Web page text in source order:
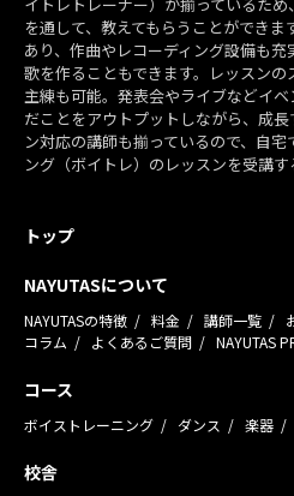
イトレトレーナー）が揃っているた
を通して、教えてもらうことができ
あり、作曲やレコーディング設備も
歌を作ることもできます。レッスン
主練も可能。発表会やライブなどイ
だことをアウトプットしながら、成
ン対応の講師も揃っているので、自
ング（ボイトレ）のレッスンを受講す
トップ
NAYUTASについて
NAYUTASの特徴 料金 講師一覧
コラム
よくあるご質問 NAYUTAS
コース
ボイストレーニング ダンス 楽器
校舎